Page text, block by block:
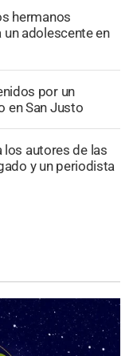
hermanos
adolescente en
por un
en San Justo
los autores de las
y un periodista